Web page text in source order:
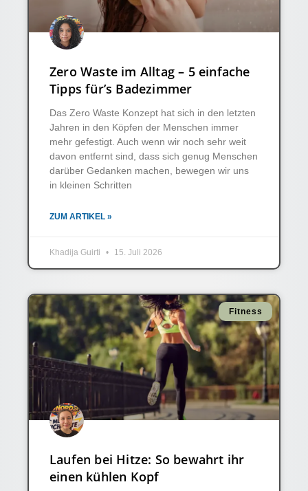
Zero Waste im Alltag – 5 einfache
Tipps für’s Badezimmer
Das Zero Waste Konzept hat sich in den letzten
Jahren in den Köpfen der Menschen immer
mehr gefestigt. Auch wenn wir noch sehr weit
davon entfernt sind, dass sich genug Menschen
darüber Gedanken machen, bewegen wir uns
in kleinen Schritten
ZUM ARTIKEL »
Khadija Guirti 15. Juli 2026
Fitness
Laufen bei Hitze: So bewahrt ihr
einen kühlen Kopf